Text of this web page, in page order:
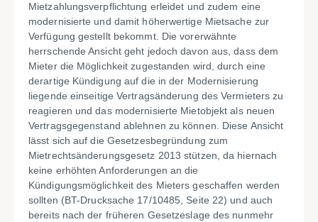
Mietzahlungsverpflichtung erleidet und zudem eine
modernisierte und damit höherwertige Mietsache zur
Verfügung gestellt bekommt. Die vorerwähnte
herrschende Ansicht geht jedoch davon aus, dass dem
Mieter die Möglichkeit zugestanden wird, durch eine
derartige Kündigung auf die in der Modernisierung
liegende einseitige Vertragsänderung des Vermieters zu
reagieren und das modernisierte Mietobjekt als neuen
Vertragsgegenstand ablehnen zu können. Diese Ansicht
lässt sich auf die Gesetzesbegründung zum
Mietrechtsänderungsgesetz 2013 stützen, da hiernach
keine erhöhten Anforderungen an die
Kündigungsmöglichkeit des Mieters geschaffen werden
sollten (BT-Drucksache 17/10485, Seite 22) und auch
bereits nach der früheren Gesetzeslage des nunmehr